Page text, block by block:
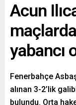
Acun
yabancı
Fenerbahçe
alınan 3-2’lik
bulundu. Orta